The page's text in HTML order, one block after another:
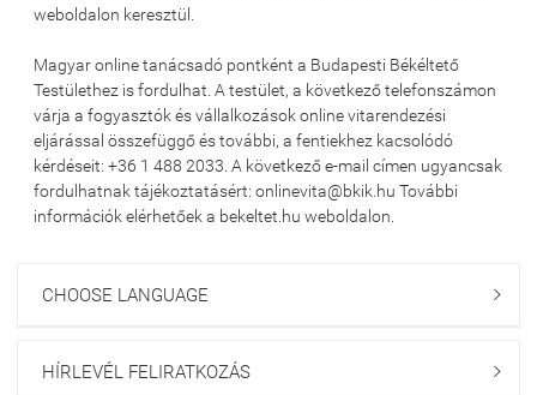
weboldalon keresztül.
Magyar online tanácsadó pontként a Budapesti Békéltető
Testülethez is fordulhat. A testület, a következő telefonszámon
várja a fogyasztók és vállalkozások online vitarendezési
eljárással összefüggő és további, a fentiekhez kacsolódó
kérdéseit: +36 1 488 2033. A következő e-mail címen ugyancsak
fordulhatnak tájékoztatásért: onlinevita@bkik.hu További
információk elérhetőek a bekeltet.hu weboldalon.
CHOOSE LANGUAGE 
HÍRLEVÉL FELIRATKOZÁS 